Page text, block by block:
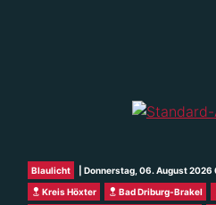
Blaulicht
| Donnerstag, 06. August 2026
Kreis Höxter
Bad Driburg-Brakel